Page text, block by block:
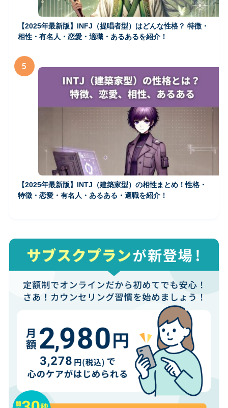
【2025年最新版】INFJ（提唱者型）はどんな性格？ 特徴・
相性・有名人・恋愛・適職・あるあるを紹介！
5
【2025年最新版】INTJ（建築家型）の相性まとめ！性格・
特徴・恋愛・有名人・あるある・適職を紹介！